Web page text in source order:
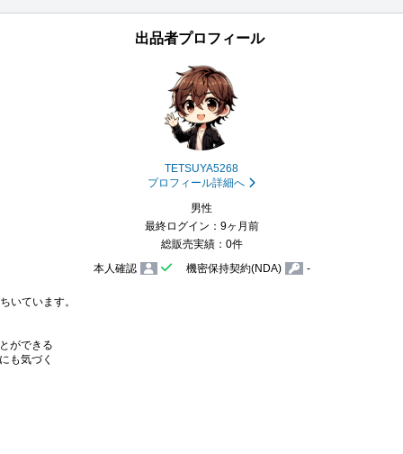
出品者プロフィール
TETSUYA5268
プロフィール詳細へ
男性
最終ログイン：9ヶ月前
総販売実績：0件
本人確認
機密保持契約(NDA) -
いています。
ができる
も気づく